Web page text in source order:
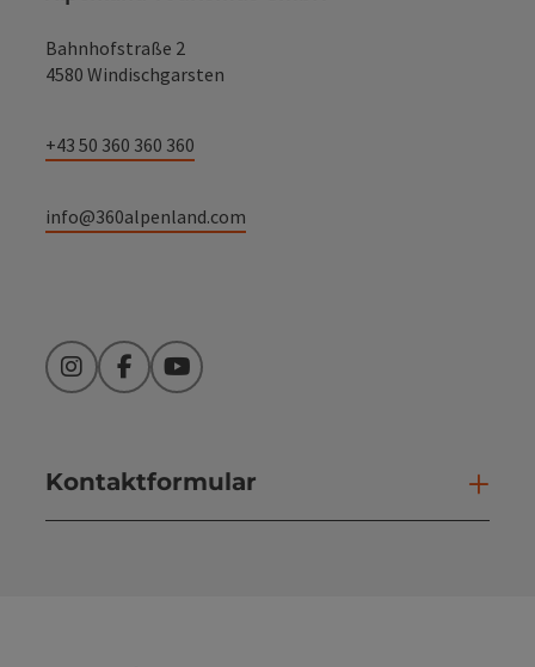
Bahnhofstraße 2
4580 Windischgarsten
+43 50 360 360 360
info@360alpenland.com
InstagramFacebookYouTube
Kontaktformular